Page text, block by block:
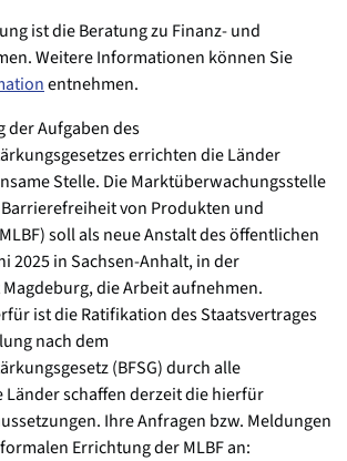
ist die Beratung zu Finanz- und
Weitere Informationen können Sie
entnehmen.
der Aufgaben des
errichten die Länder
Stelle. Die Marktüberwachungsstelle
von Produkten und
soll als neue Anstalt des öffentlichen
2025 in Sachsen-Anhalt, in der
die Arbeit aufnehmen.
ist die Ratifikation des Staatsvertrages
nach dem
(BFSG) durch alle
Länder schaffen derzeit die hierfür
Ihre Anfragen bzw. Meldungen
Errichtung der MLBF an: